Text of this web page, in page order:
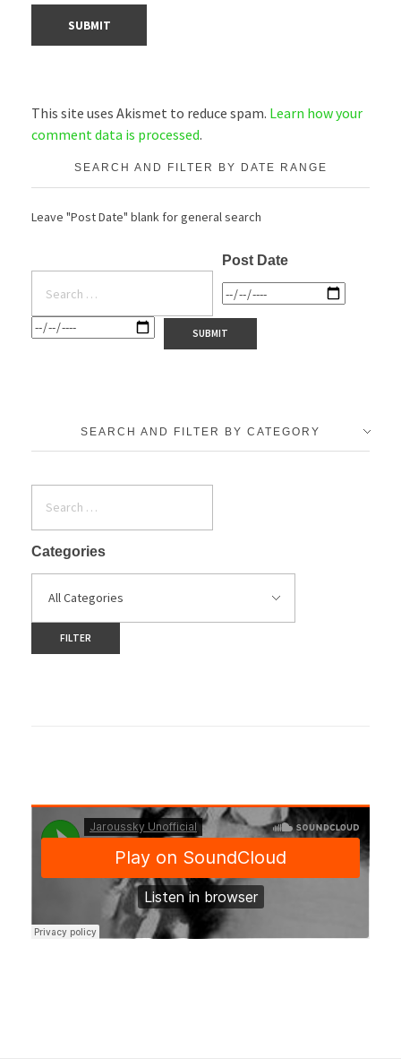
This site uses Akismet to reduce spam. Learn how your
comment data is processed.
SEARCH AND FILTER BY DATE RANGE
Leave "Post Date" blank for general search
Post Date
SEARCH AND FILTER BY CATEGORY
Categories